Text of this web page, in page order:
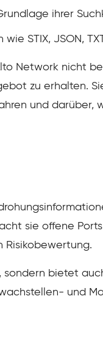
ihrer
STIX, JSON,
Network nicht
zu erhalten.
und darüber,
sie offene
Risikobewertung.
sondern bietet
und